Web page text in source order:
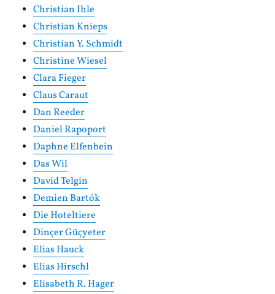
Christian Ihle
Christian Knieps
Christian Y. Schmidt
Christine Wiesel
Clara Fieger
Claus Caraut
Dan Reeder
Daniel Rapoport
Daphne Elfenbein
Das Wil
David Telgin
Demien Bartók
Die Hoteltiere
Dinçer Güçyeter
Elias Hauck
Elias Hirschl
Elisabeth R. Hager